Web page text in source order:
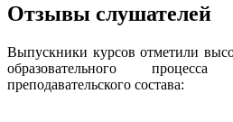
Отзывы слушателей
Выпускники курсов отметили
образовательного
преподавательского состава: